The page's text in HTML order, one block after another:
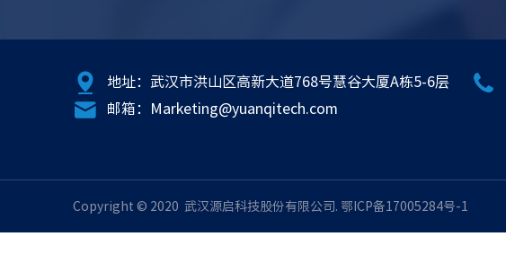
地址：武汉市洪山区高新大道768号慧谷大厦A栋5-6层
邮箱：Marketing@yuanqitech.com
Copyright © 2020 武汉源启科技股份有限公司. 鄂ICP备17005284号-1